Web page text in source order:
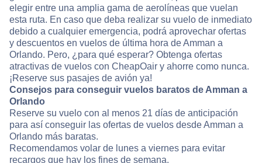
elegir entre una amplia gama de aerolíneas que vuelan
esta ruta. En caso que deba realizar su vuelo de inmediato
debido a cualquier emergencia, podrá aprovechar ofertas
y descuentos en vuelos de última hora de Amman a
Orlando. Pero, ¿para qué esperar? Obtenga ofertas
atractivas de vuelos con CheapOair y ahorre como nunca.
¡Reserve sus pasajes de avión ya!
Consejos para conseguir vuelos baratos de Amman a
Orlando
Reserve su vuelo con al menos 21 días de anticipación
para así conseguir las ofertas de vuelos desde Amman a
Orlando más baratas.
Recomendamos volar de lunes a viernes para evitar
recargos que hay los fines de semana.